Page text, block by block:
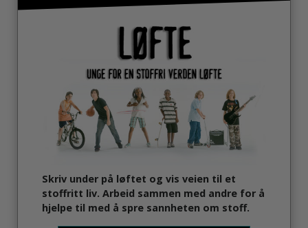
Skriv under på løftet og vis veien til et
stoffritt liv. Arbeid sammen med andre for å
hjelpe til med å spre sannheten om stoff.